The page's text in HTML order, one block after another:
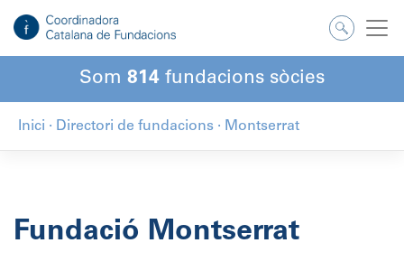
contingut
Som 814 fundacions sòcies
Inici · Directori de fundacions · Montserrat
Fundació Montserrat